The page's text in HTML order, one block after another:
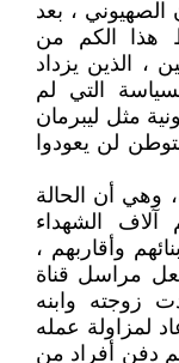
، بعد
هذا الكم من
، الذين يزداد
التي لم
مثل ليبرمان
عن 200 ألف مستوطن لن يعودوا
وهي أن الحالة
آلاف الشهداء
وأقاربهم ،
مراسل قناة
زوجته وابنه
لمزاولة عمله
دفن أفراد من